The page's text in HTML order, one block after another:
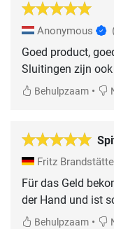
Anonymous
Goed product,
Sluitingen zijn
Behulpzaam •
Fritz
Für das Geld
der Hand und ist
Behulpzaam •